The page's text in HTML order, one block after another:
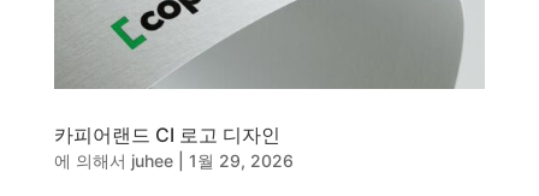
카피어랜드 CI 로고 디자인
에 의해서 juhee| 1월 29, 2026